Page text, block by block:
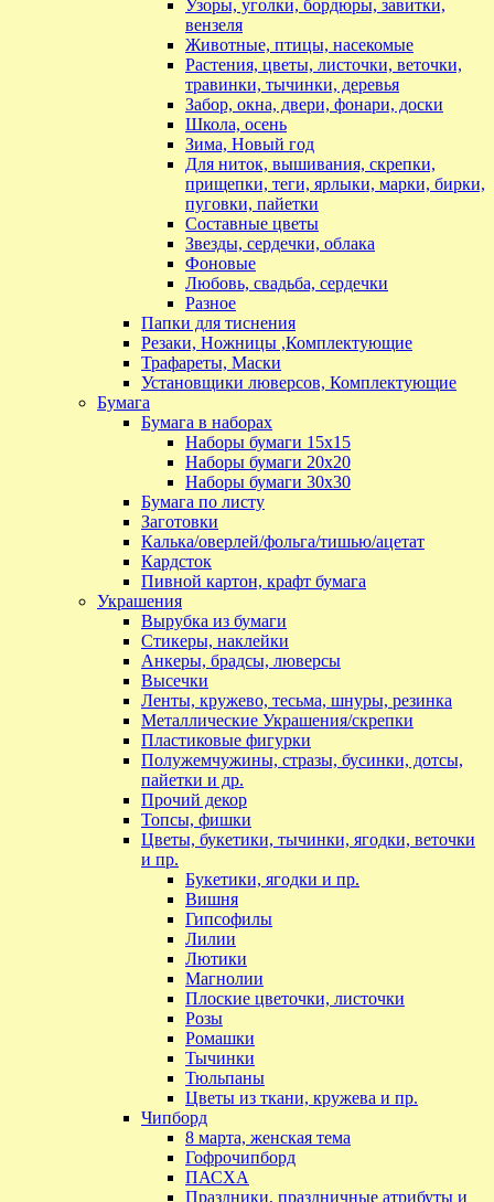
Узоры, уголки, бордюры, завитки,
вензеля
Животные, птицы, насекомые
Растения, цветы, листочки, веточки,
травинки, тычинки, деревья
Забор, окна, двери, фонари, доски
Школа, осень
Зима, Новый год
Для ниток, вышивания, скрепки,
прищепки, теги, ярлыки, марки, бирки,
пуговки, пайетки
Составные цветы
Звезды, сердечки, облака
Фоновые
Любовь, свадьба, сердечки
Разное
Папки для тиснения
Резаки, Ножницы ,Комплектующие
Трафареты, Маски
Установщики люверсов, Комплектующие
Бумага
Бумага в наборах
Наборы бумаги 15х15
Наборы бумаги 20х20
Наборы бумаги 30х30
Бумага по листу
Заготовки
Калька/оверлей/фольга/тишью/ацетат
Кардсток
Пивной картон, крафт бумага
Украшения
Вырубка из бумаги
Стикеры, наклейки
Анкеры, брадсы, люверсы
Высечки
Ленты, кружево, тесьма, шнуры, резинка
Металлические Украшения/скрепки
Пластиковые фигурки
Полужемчужины, стразы, бусинки, дотсы,
пайетки и др.
Прочий декор
Топсы, фишки
Цветы, букетики, тычинки, ягодки, веточки
и пр.
Букетики, ягодки и пр.
Вишня
Гипсофилы
Лилии
Лютики
Магнолии
Плоские цветочки, листочки
Розы
Ромашки
Тычинки
Тюльпаны
Цветы из ткани, кружева и пр.
Чипборд
8 марта, женская тема
Гофрочипборд
ПАСХА
Праздники, праздничные атрибуты и